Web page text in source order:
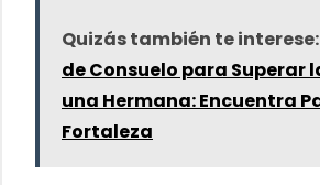
Quizás también te interese:
de Consuelo para Superar
una Hermana: Encuentra
Fortaleza